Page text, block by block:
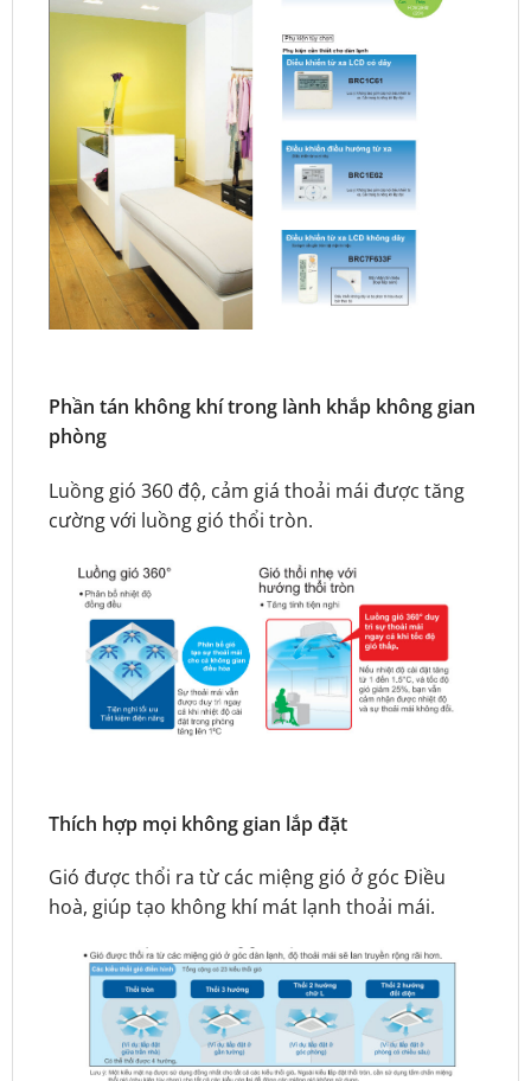
Phần tán không khí trong lành khắp không gian
phòng
Luồng gió 360 độ, cảm giá thoải mái được tăng
cường với luồng gió thổi tròn.
Thích hợp mọi không gian lắp đặt
Gió được thổi ra từ các miệng gió ở góc Điều
hoà, giúp tạo không khí mát lạnh thoải mái.